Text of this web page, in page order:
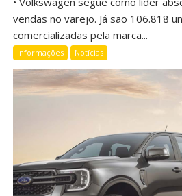
vendas no varejo. Já são 106.818
comercializadas pela marca...
Informações Notícias